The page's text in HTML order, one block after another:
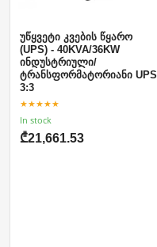
უწყვეტი კვების წყარო
(UPS) - 40KVA/36KW
ინდუსტრიული/
ტრანსფორმატორიანი UPS
3:3
★★★★★
In stock
₾21,661.53